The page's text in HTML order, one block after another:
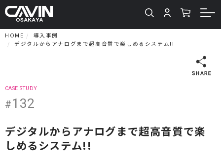
HOME
導入事例
デジタルからアナログまで超高音質で楽しめるシステム!!
CASE STUDY
#132
デジタルからアナログまで超高音質で楽
しめるシステム!!